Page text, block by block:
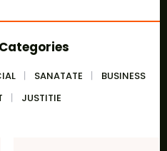
SANATATE
BUSINESS
JUSTITIE